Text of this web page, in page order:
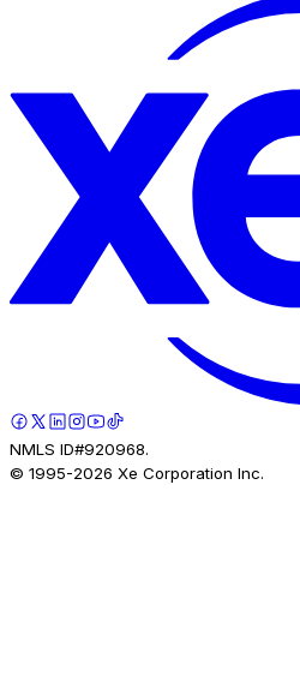
NMLS ID#920968.
© 1995-2026 Xe Corporation Inc.